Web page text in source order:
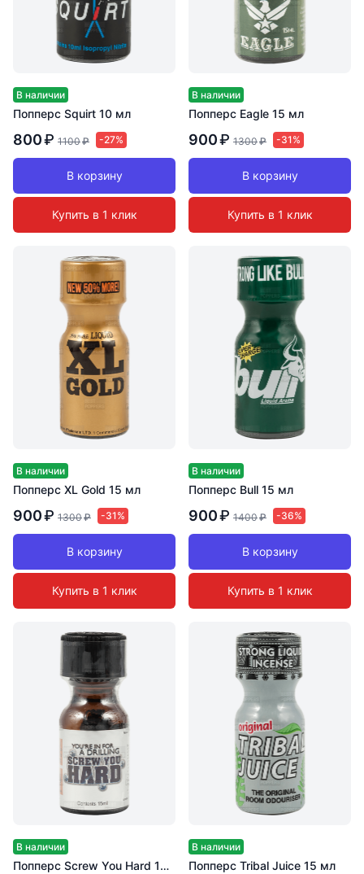
В наличии
Попперс Squirt 10 мл
800₽ 1100₽ -27%
В корзину
Купить в 1 клик
В наличии
Попперс Eagle 15 мл
900₽ 1300₽ -31%
В корзину
Купить в 1 клик
В наличии
Попперс XL Gold 15 мл
900₽ 1300₽ -31%
В корзину
Купить в 1 клик
В наличии
Попперс Bull 15 мл
900₽ 1400₽ -36%
В корзину
Купить в 1 клик
В наличии
Попперс Screw You Hard 15 мл
В наличии
Попперс Tribal Juice 15 мл